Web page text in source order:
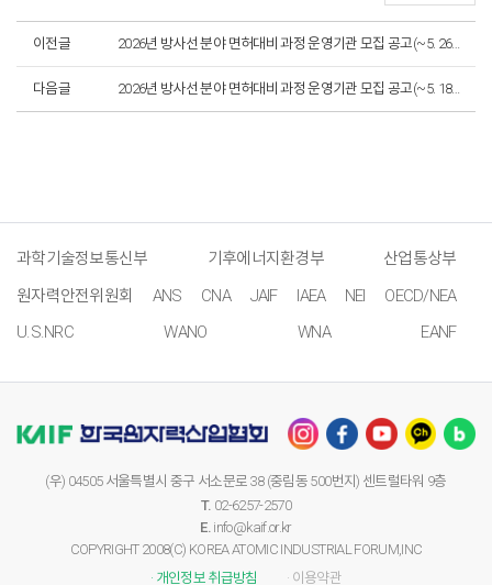
이전글 2026년 방사선 분야 면허대비 과정 운영기관 모집 공고(~5. 26.)_마감
다음글 2026년 방사선 분야 면허대비 과정 운영기관 모집 공고(~5. 18.)_마감
과학기술정보통신부 기후에너지환경부
산업통상부
원자력안전위원회
ANS CNA JAIF IAEA NEI
OECD/NEA
U.S.NRC
WANO WNA EANF
(우) 04505 서울특별시 중구 서소문로 38 (중림동 500번지) 센트럴타워 9층
T. 02-6257-2570
E. info@kaif.or.kr
COPYRIGHT 2008(C) KOREA ATOMIC INDUSTRIAL FORUM,INC
· 개인정보 취급방침
· 이용약관